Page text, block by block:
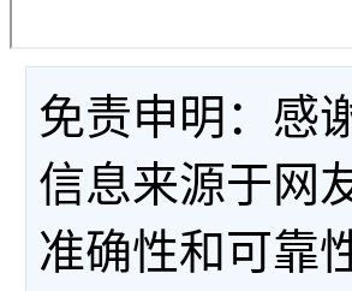
免责申明：感
信息来源于网
准确性和可靠